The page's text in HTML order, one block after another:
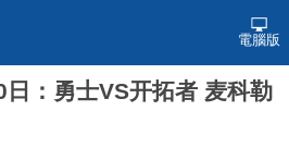
電腦版
：勇士VS开拓者 麦科勒